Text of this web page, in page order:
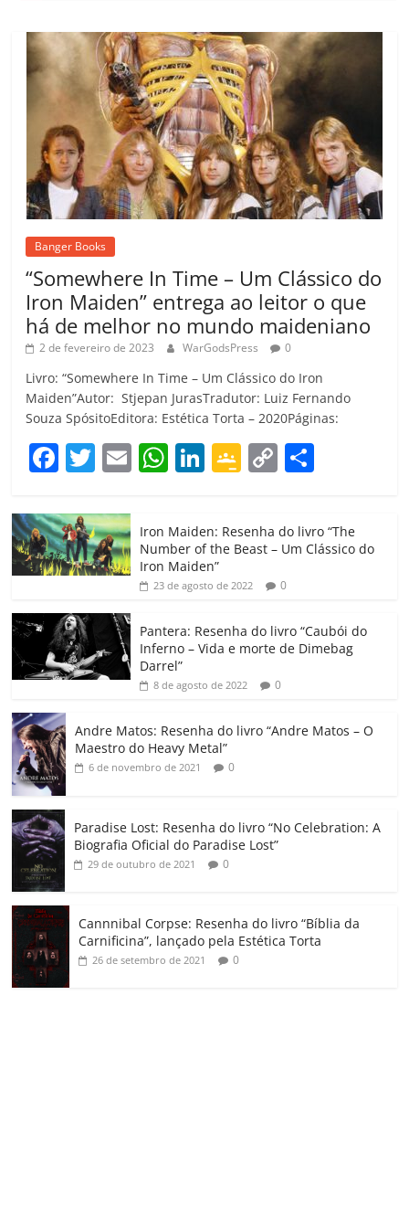
Banger Books
“Somewhere In Time – Um Clássico do
Iron Maiden” entrega ao leitor o que
há de melhor no mundo maideniano
2 de fevereiro de 2023 WarGodsPress 0
Livro: “Somewhere In Time – Um Clássico do Iron
Maiden”Autor: Stjepan JurasTradutor: Luiz Fernando
Souza SpósitoEditora: Estética Torta – 2020Páginas:
F
c
e
b
o
o
k
T
itt
er
E W
at
s
A
p
Li
e
dI
G
gl
e
Cl
a
ss
ro
o
C
p
y
Li
k
m
p
h
ar
Iron Maiden: Resenha do livro “The
Number of the Beast – Um Clássico do
Iron Maiden”
23 de agosto de 2022 0
Pantera: Resenha do livro “Caubói do
Inferno – Vida e morte de Dimebag
Darrel”
8 de agosto de 2022 0
Andre Matos: Resenha do livro “Andre Matos – O
Maestro do Heavy Metal”
6 de novembro de 2021 0
Paradise Lost: Resenha do livro “No Celebration: A
Biografia Oficial do Paradise Lost”
29 de outubro de 2021 0
Cannnibal Corpse: Resenha do livro “Bíblia da
Carnificina”, lançado pela Estética Torta
26 de setembro de 2021 0